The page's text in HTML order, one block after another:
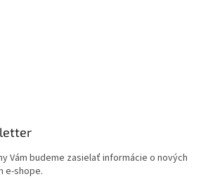
Vám budeme zasielať informácie o nových
e-shope.